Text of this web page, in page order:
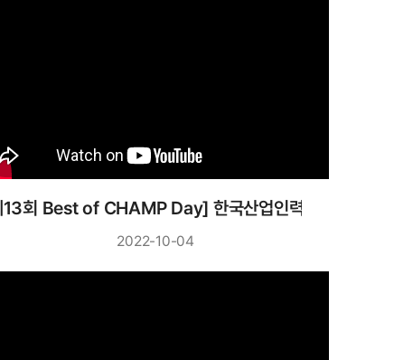
13회 Best of CHAMP Day] 한국산업인력공단 강현철
2022-10-04